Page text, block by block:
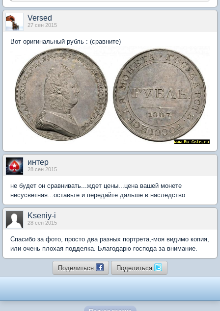
Versed
27 сен 2015
Вот оригинальный рубль : (сравните)
интер
28 сен 2015
не будет он сравнивать...ждет цены...цена вашей монете
несусветная...оставьте и передайте дальше в наследство
Kseniy-i
28 сен 2015
Спасибо за фото, просто два разных портрета,-моя видимо копия,
или очень плохая подделка. Благодарю господа за внимание.
Поделиться Поделиться